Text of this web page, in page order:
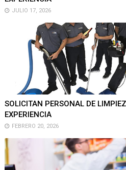
JULIO 17, 2026
SOLICITAN PERSONAL DE
EXPERIENCIA
FEBRERO 20, 2026